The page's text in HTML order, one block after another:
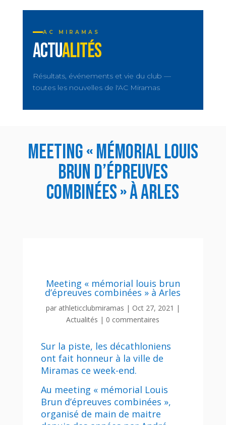
AC MIRAMAS
ACTUALITÉS
Résultats, événements et vie du club —
toutes les nouvelles de l'AC Miramas
Meeting « mémorial louis
brun d’épreuves
combinées » à Arles
Meeting « mémorial louis brun
d’épreuves combinées » à Arles
par athleticclubmiramas | Oct 27, 2021 |
Actualités | 0 commentaires
Sur la piste, les décathloniens
ont fait honneur à la ville de
Miramas ce week-end.
Au meeting « mémorial Louis
Brun d’épreuves combinées »,
organisé de main de maitre